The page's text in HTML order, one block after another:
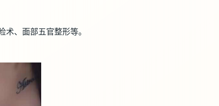
、面部五官整形等。